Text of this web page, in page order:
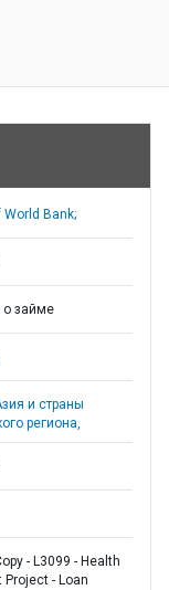
World Bank;
о займе
и страны
региона,
- L3099 - Health
Project - Loan